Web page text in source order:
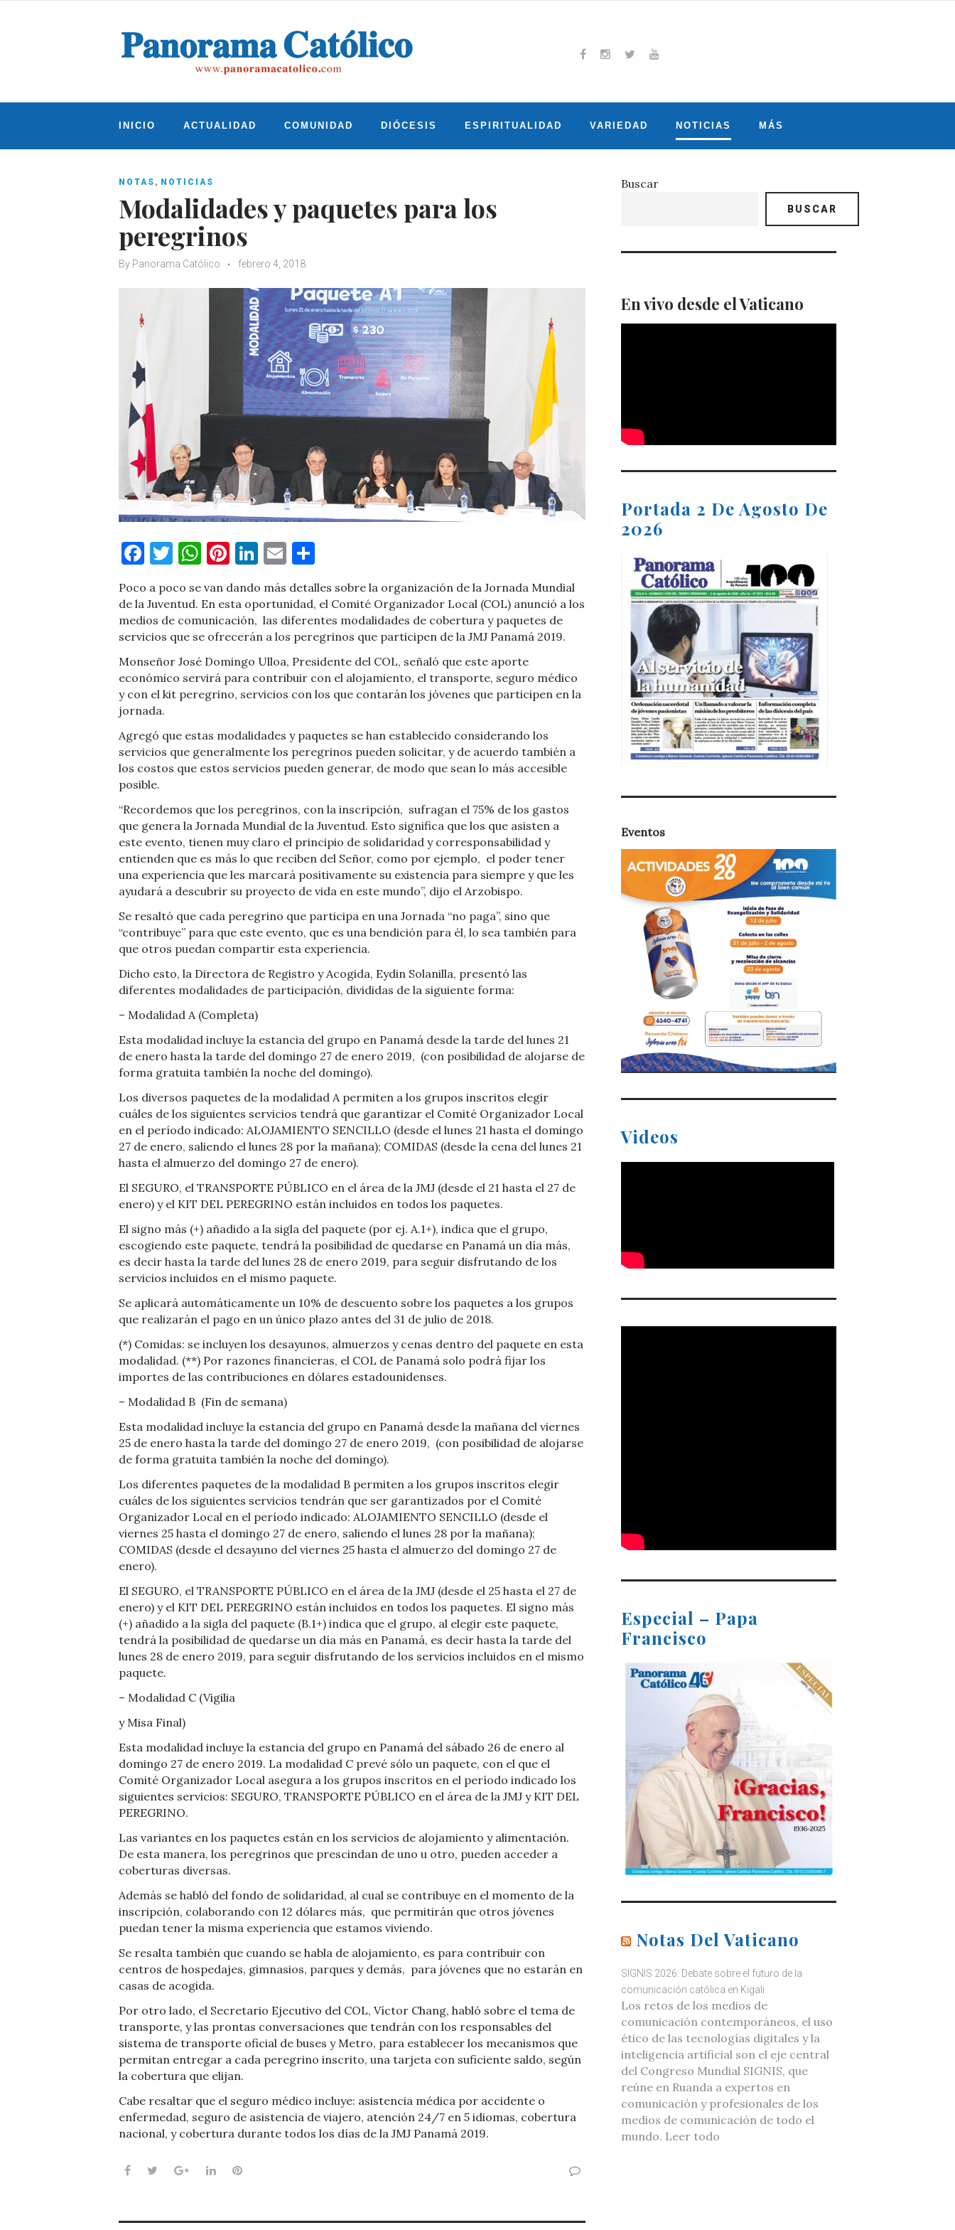
INICIO ACTUALIDAD COMUNIDAD DIÓCESIS ESPIRITUALIDAD VARIEDAD NOTICIAS MÁS
NOTAS , NOTICIAS
Modalidades y paquetes para los
peregrinos
By Panorama Católico febrero 4, 2018
Facebook
Twitter
WhatsApp
Pinterest
LinkedIn
Email
Poco a poco se van dando más detalles sobre la organización de la Jornada Mundial
de la Juventud. En esta oportunidad, el Comité Organizador Local (COL) anunció a los
medios de comunicación, las diferentes modalidades de cobertura y paquetes de
servicios que se ofrecerán a los peregrinos que participen de la JMJ Panamá 2019.
Monseñor José Domingo Ulloa, Presidente del COL, señaló que este aporte
económico servirá para contribuir con el alojamiento, el transporte, seguro médico
y con el kit peregrino, servicios con los que contarán los jóvenes que participen en la
jornada.
Agregó que estas modalidades y paquetes se han establecido considerando los
servicios que generalmente los peregrinos pueden solicitar, y de acuerdo también a
los costos que estos servicios pueden generar, de modo que sean lo más accesible
posible.
“Recordemos que los peregrinos, con la inscripción, sufragan el 75% de los gastos
que genera la Jornada Mundial de la Juventud. Esto significa que los que asisten a
este evento, tienen muy claro el principio de solidaridad y corresponsabilidad y
entienden que es más lo que reciben del Señor, como por ejemplo, el poder tener
una experiencia que les marcará positivamente su existencia para siempre y que les
ayudará a descubrir su proyecto de vida en este mundo”, dijo el Arzobispo.
Se resaltó que cada peregrino que participa en una Jornada “no paga”, sino que
“contribuye” para que este evento, que es una bendición para él, lo sea también para
que otros puedan compartir esta experiencia.
Dicho esto, la Directora de Registro y Acogida, Eydin Solanilla, presentó las
diferentes modalidades de participación, divididas de la siguiente forma:
– Modalidad A (Completa)
Esta modalidad incluye la estancia del grupo en Panamá desde la tarde del lunes 21
de enero hasta la tarde del domingo 27 de enero 2019, (con posibilidad de alojarse de
forma gratuita también la noche del domingo).
Los diversos paquetes de la modalidad A permiten a los grupos inscritos elegir
cuáles de los siguientes servicios tendrá que garantizar el Comité Organizador Local
en el período indicado: ALOJAMIENTO SENCILLO (desde el lunes 21 hasta el domingo
27 de enero, saliendo el lunes 28 por la mañana); COMIDAS (desde la cena del lunes 21
hasta el almuerzo del domingo 27 de enero).
El SEGURO, el TRANSPORTE PÚBLICO en el área de la JMJ (desde el 21 hasta el 27 de
enero) y el KIT DEL PEREGRINO están incluidos en todos los paquetes.
El signo más (+) añadido a la sigla del paquete (por ej. A.1+), indica que el grupo,
escogiendo este paquete, tendrá la posibilidad de quedarse en Panamá un día más,
es decir hasta la tarde del lunes 28 de enero 2019, para seguir disfrutando de los
servicios incluidos en el mismo paquete.
Se aplicará automáticamente un 10% de descuento sobre los paquetes a los grupos
que realizarán el pago en un único plazo antes del 31 de julio de 2018.
(*) Comidas: se incluyen los desayunos, almuerzos y cenas dentro del paquete en esta
modalidad. (**) Por razones financieras, el COL de Panamá solo podrá fijar los
importes de las contribuciones en dólares estadounidenses.
– Modalidad B (Fin de semana)
Esta modalidad incluye la estancia del grupo en Panamá desde la mañana del viernes
25 de enero hasta la tarde del domingo 27 de enero 2019, (con posibilidad de alojarse
de forma gratuita también la noche del domingo).
Los diferentes paquetes de la modalidad B permiten a los grupos inscritos elegir
cuáles de los siguientes servicios tendrán que ser garantizados por el Comité
Organizador Local en el período indicado: ALOJAMIENTO SENCILLO (desde el
viernes 25 hasta el domingo 27 de enero, saliendo el lunes 28 por la mañana);
COMIDAS (desde el desayuno del viernes 25 hasta el almuerzo del domingo 27 de
enero).
El SEGURO, el TRANSPORTE PÚBLICO en el área de la JMJ (desde el 25 hasta el 27 de
enero) y el KIT DEL PEREGRINO están incluidos en todos los paquetes. El signo más
(+) añadido a la sigla del paquete (B.1+) indica que el grupo, al elegir este paquete,
tendrá la posibilidad de quedarse un día más en Panamá, es decir hasta la tarde del
lunes 28 de enero 2019, para seguir disfrutando de los servicios incluidos en el mismo
paquete.
– Modalidad C (Vigilia
y Misa Final)
Esta modalidad incluye la estancia del grupo en Panamá del sábado 26 de enero al
domingo 27 de enero 2019. La modalidad C prevé sólo un paquete, con el que el
Comité Organizador Local asegura a los grupos inscritos en el período indicado los
siguientes servicios: SEGURO, TRANSPORTE PÚBLICO en el área de la JMJ y KIT DEL
PEREGRINO.
Las variantes en los paquetes están en los servicios de alojamiento y alimentación.
De esta manera, los peregrinos que prescindan de uno u otro, pueden acceder a
coberturas diversas.
Además se habló del fondo de solidaridad, al cual se contribuye en el momento de la
inscripción, colaborando con 12 dólares más, que permitirán que otros jóvenes
puedan tener la misma experiencia que estamos viviendo.
Se resalta también que cuando se habla de alojamiento, es para contribuir con
centros de hospedajes, gimnasios, parques y demás, para jóvenes que no estarán en
casas de acogida.
Por otro lado, el Secretario Ejecutivo del COL, Víctor Chang, habló sobre el tema de
transporte, y las prontas conversaciones que tendrán con los responsables del
sistema de transporte oficial de buses y Metro, para establecer los mecanismos que
permitan entregar a cada peregrino inscrito, una tarjeta con suficiente saldo, según
la cobertura que elijan.
Cabe resaltar que el seguro médico incluye: asistencia médica por accidente o
enfermedad, seguro de asistencia de viajero, atención 24/7 en 5 idiomas, cobertura
nacional, y cobertura durante todos los días de la JMJ Panamá 2019.
Facebook
TwitterGoogle+LinkedInPinterest
Buscar
BUSCAR
En vivo desde el Vaticano
Portada 2 De Agosto De
2026
Eventos
Videos
Especial – Papa
Francisco
Notas Del Vaticano
SIGNIS 2026: Debate sobre el futuro de la
comunicación católica en Kigali
Los retos de los medios de
comunicación contemporáneos, el uso
ético de las tecnologías digitales y la
inteligencia artificial son el eje central
del Congreso Mundial SIGNIS, que
reúne en Ruanda a expertos en
comunicación y profesionales de los
medios de comunicación de todo el
mundo. Leer todo